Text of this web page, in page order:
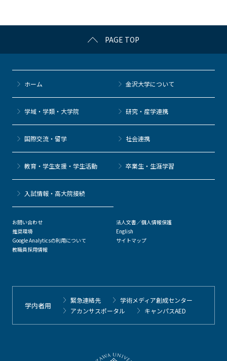
k
PAGE TOP
ホーム 金沢大学について
学域・学類・大学院 研究・産学連携
国際交流・留学 社会連携
教育・学生支援・学生活動 卒業生・生涯学習
⼊試情報・高大院接続
お問い合わせ
推奨環境
Google Analyticsの利用について
教職員採用情報
法人文書／個人情報保護
English
サイトマップ
学内者用
緊急連絡先
学術メディア創成センター
アカンサスポータル
キャンパスAED